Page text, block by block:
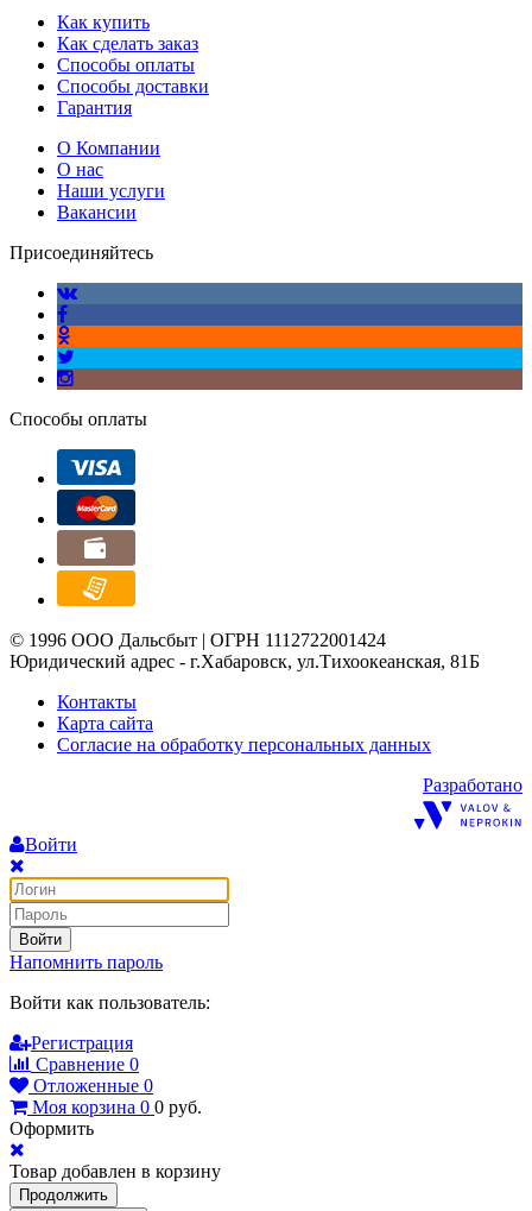
Как купить
Как сделать заказ
Способы оплаты
Способы доставки
Гарантия
О Компании
О нас
Наши услуги
Вакансии
Присоединяйтесь
Способы оплаты
© 1996 ООО Дальсбыт | ОГРН 1112722001424
Юридический адрес - г.Хабаровск, ул.Тихоокеанская, 81Б
Контакты
Карта сайта
Согласие на обработку персональных данных
Разработано
Войти
Войти
Напомнить пароль
Войти как пользователь:
Регистрация
Сравнение 0
Отложенные 0
Моя корзина 0 0 руб.
Оформить
Товар добавлен в корзину
Продолжить